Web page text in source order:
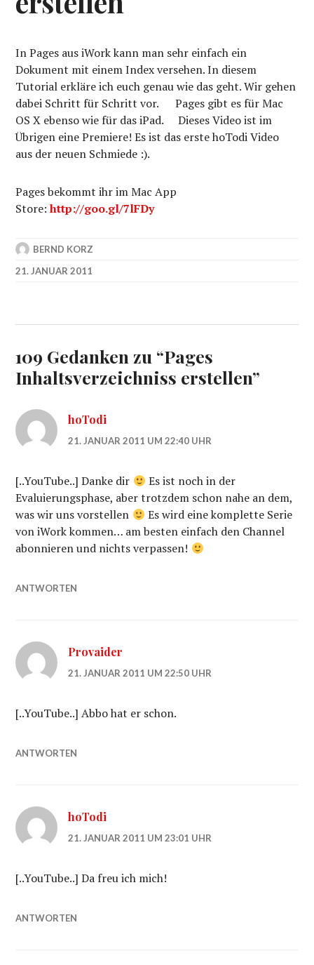
In Pages aus iWork kann man sehr einfach ein
Dokument mit einem Index versehen. In diesem
Tutorial erkläre ich euch genau wie das geht. Wir gehen
dabei Schritt für Schritt vor. Pages gibt es für Mac
OS X ebenso wie für das iPad. Dieses Video ist im
Übrigen eine Premiere! Es ist das erste hoTodi Video
aus der neuen Schmiede :).
Pages bekommt ihr im Mac App
Store:http://goo.gl/7lFDy
BERND KORZ
21. JANUAR 2011
109 Gedanken zu “Pages
Inhaltsverzeichniss erstellen”
hoTodi
21. JANUAR 2011 UM 22:40 UHR
[..YouTube..] Danke dir
Es ist noch in der
Evaluierungsphase, aber trotzdem schon nahe an dem,
was wir uns vorstellen
Es wird eine komplette Serie
von iWork kommen… am besten einfach den Channel
abonnieren und nichts verpassen!
ANTWORTEN
Provaider
21. JANUAR 2011 UM 22:50 UHR
[..YouTube..] Abbo hat er schon.
ANTWORTEN
hoTodi
21. JANUAR 2011 UM 23:01 UHR
[..YouTube..] Da freu ich mich!
ANTWORTEN